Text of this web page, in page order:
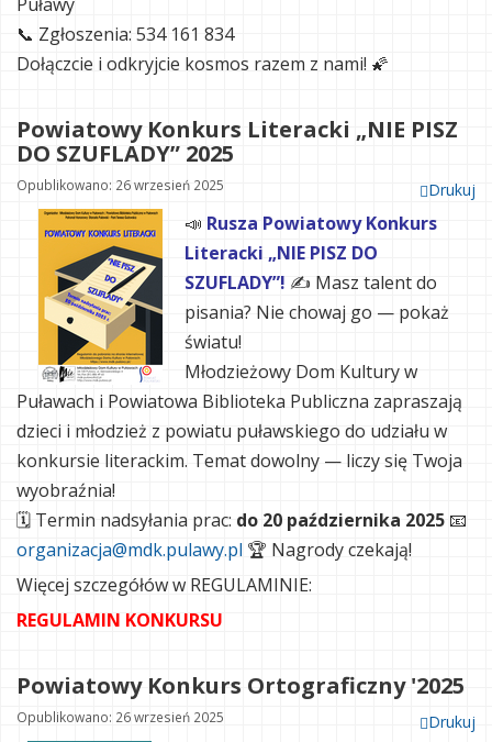
📞 Zgłoszenia: 534 161 834
Dołączcie i odkryjcie kosmos razem z nami! 🌠
Powiatowy Konkurs Literacki „NIE PISZ
DO SZUFLADY” 2025
Drukuj
Opublikowano: 26 wrzesień 2025
📣 Rusza Powiatowy Konkurs
Literacki „NIE PISZ DO
SZUFLADY”! ✍️ Masz talent do
pisania? Nie chowaj go — pokaż
światu!
Młodzieżowy Dom Kultury w
Puławach i Powiatowa Biblioteka Publiczna zapraszają
dzieci i młodzież z powiatu puławskiego do udziału w
konkursie literackim. Temat dowolny — liczy się Twoja
wyobraźnia!
🗓 Termin nadsyłania prac: do 20 października 2025 📧
organizacja@mdk.pulawy.pl 🏆 Nagrody czekają!
Więcej szczegółów w REGULAMINIE:
REGULAMIN KONKURSU
Powiatowy Konkurs Ortograficzny '2025
Drukuj
Opublikowano: 26 wrzesień 2025